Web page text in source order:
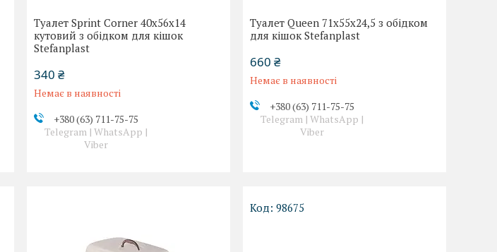
Туалет Sprint Corner 40x56x14
кутовий з обідком для кішок
Stefanplast
340 ₴
Немає в наявності
+380 (63) 711-75-75
Telegram | WhatsApp |
Viber
Туалет Queen 71x55x24,5 з обідком
для кішок Stefanplast
660 ₴
Немає в наявності
+380 (63) 711-75-75
Telegram | WhatsApp |
Viber
98675